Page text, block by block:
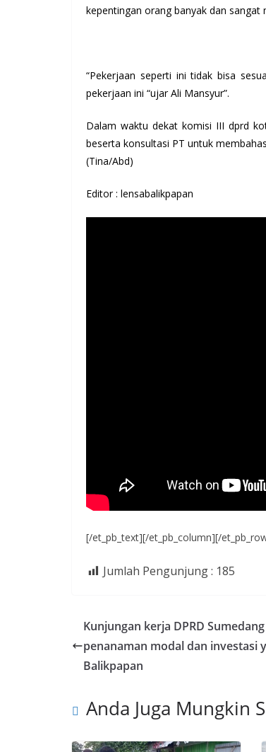
kepentingan orang banyak dan sangat
“Pekerjaan seperti ini tidak bisa
pekerjaan ini “ujar Ali Mansyur”.
Dalam waktu dekat komisi III dprd
beserta konsultasi PT untuk
(Tina/Abd)
Editor : lensabalikpapan
[/et_pb_text][/et_pb_column][/
Jumlah Pengunjung : 185
Kunjungan kerja DPRD
penanaman modal dan investasi
Balikpapan
Anda Juga Mungkin